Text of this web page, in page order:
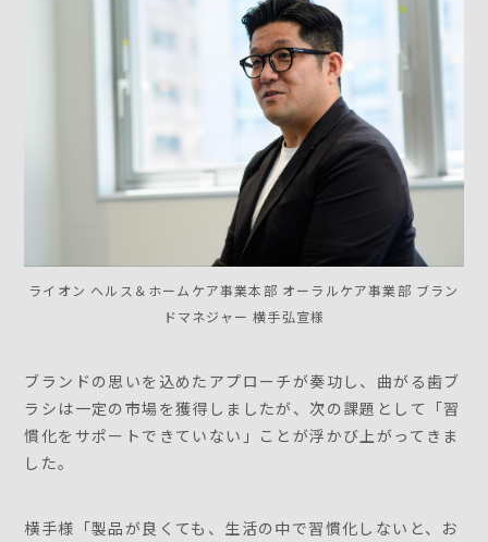
ライオン ヘルス＆ホームケア事業本部 オーラルケア事業部 ブラン
ドマネジャー 横手弘宣様
ブランドの思いを込めたアプローチが奏功し、曲がる歯ブ
ラシは一定の市場を獲得しましたが、次の課題として「習
慣化をサポートできていない」ことが浮かび上がってきま
した。
横手様「製品が良くても、生活の中で習慣化しないと、お